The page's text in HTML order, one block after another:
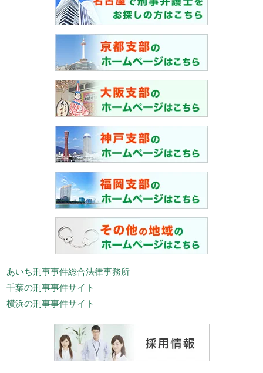
あいち刑事事件総合法律事務所
千葉の刑事事件サイト
横浜の刑事事件サイト